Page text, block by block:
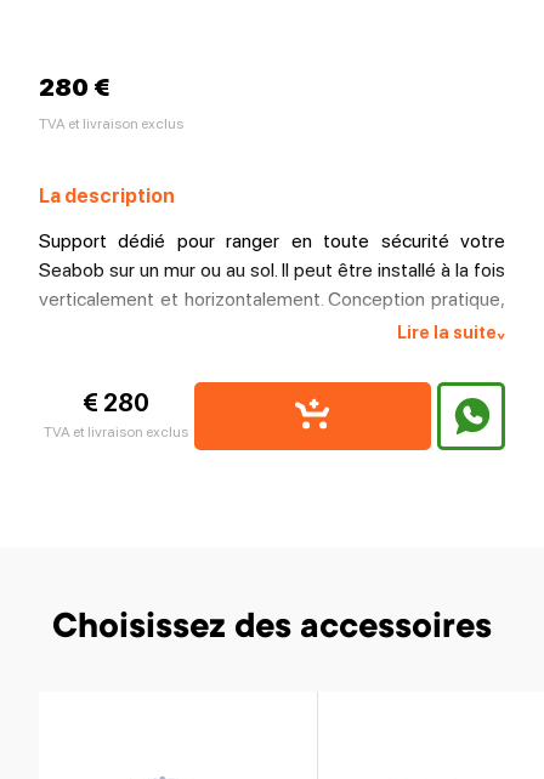
280 €
TVA et livraison exclus
La description
Support dédié pour ranger en toute sécurité votre
Seabob sur un mur ou au sol. Il peut être installé à la fois
verticalement et horizontalement. Conception pratique,
peut être installé n'importe où: sur un bateau ou dans un
Lire la suite^
€ 280
TVA et livraison exclus
Choisissez des accessoires